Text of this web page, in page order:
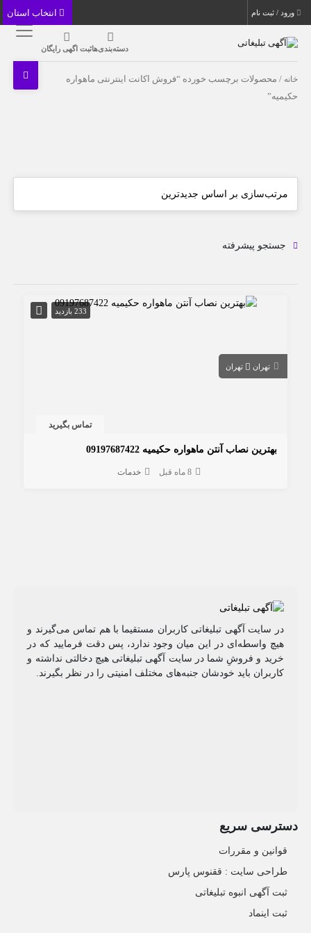
ورود / ثبت نام
دسته‌بندی‌هاثبت اگهی رایگان
خانه / محصولات برچسب خورده “فروش اکانت اینترنتی ماهواره
حکیمیه”
جستجو پیشرفته
233 بازدید
تهران تهران
تماس بگیرید
بهترین نصاب آنتن ماهواره حکیمیه 09197687422
8 ماه قبل خدمات
در سایت آگهی تبلیغاتی کاربران مستقیما با هم تماس می‌گیرند و
هیچ واسطه‌ای در این میان وجود ندارد، پس دقت فرمایید که در
خرید و فروشِ شما در سایت آگهی تبلیغاتی هیچ دخالتی نداشته و
کاربران باید خودشان جنبه‌های مختلف امنیتی را در نظر بگیرند.
دسترسی سریع
قوانین و مقررات
طراحی سایت : ققنوس پارس
ثبت آگهی انبوه تبلیغاتی
ثبت اینماد